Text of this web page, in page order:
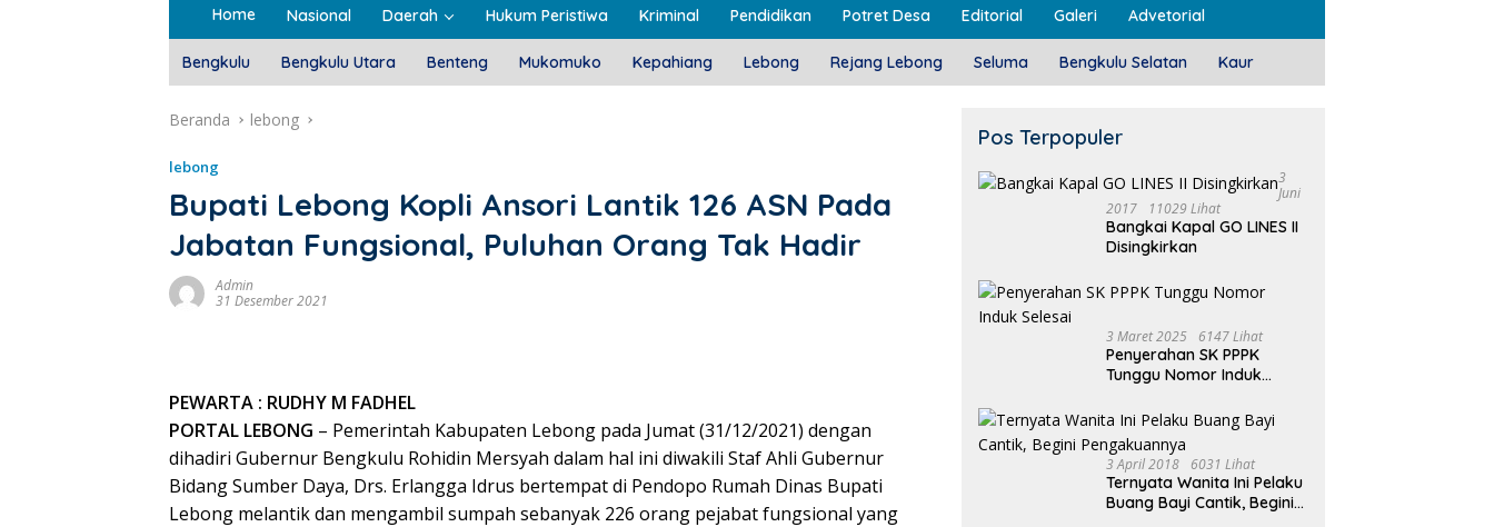
Home Nasional Daerah Hukum Peristiwa Kriminal Pendidikan Potret Desa Editorial Galeri Advetorial
Bengkulu Bengkulu Utara Benteng Mukomuko Kepahiang Lebong Rejang Lebong Seluma Bengkulu Selatan Kaur
Beranda lebong
lebong
Bupati Lebong Kopli Ansori Lantik 126 ASN Pada
Jabatan Fungsional, Puluhan Orang Tak Hadir
Admin
31 Desember 2021
PEWARTA : RUDHY M FADHEL
PORTAL LEBONG – Pemerintah Kabupaten Lebong pada Jumat (31/12/2021) dengan
dihadiri Gubernur Bengkulu Rohidin Mersyah dalam hal ini diwakili Staf Ahli Gubernur
Bidang Sumber Daya, Drs. Erlangga Idrus bertempat di Pendopo Rumah Dinas Bupati
Lebong melantik dan mengambil sumpah sebanyak 226 orang pejabat fungsional yang
Pos Terpopuler
3
Juni
2017
11029 Lihat
Bangkai Kapal GO LINES II
Disingkirkan
3 Maret 2025 6147 Lihat
Penyerahan SK PPPK
Tunggu Nomor Induk
3 April 2018 6031 Lihat
Ternyata Wanita Ini Pelaku
Buang Bayi Cantik, Begini